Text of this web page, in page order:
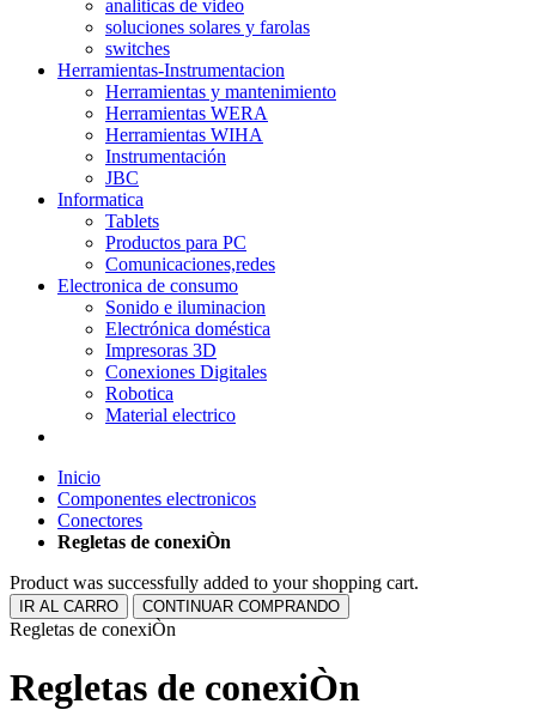
analiticas de video
soluciones solares y farolas
switches
Herramientas-Instrumentacion
Herramientas y mantenimiento
Herramientas WERA
Herramientas WIHA
Instrumentación
JBC
Informatica
Tablets
Productos para PC
Comunicaciones,redes
Electronica de consumo
Sonido e iluminacion
Electrónica doméstica
Impresoras 3D
Conexiones Digitales
Robotica
Material electrico
Inicio
Componentes electronicos
Conectores
Regletas de conexiÒn
Product was successfully added to your shopping cart.
IR AL CARRO CONTINUAR COMPRANDO
Regletas de conexiÒn
Regletas de conexiÒn